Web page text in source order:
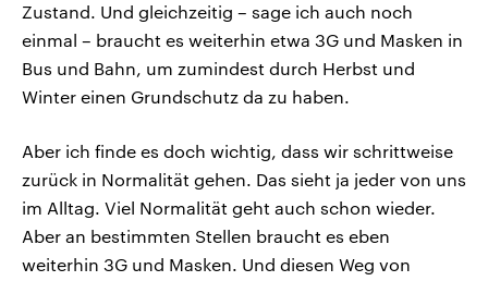
Zustand. Und gleichzeitig – sage ich auch noch
einmal – braucht es weiterhin etwa 3G und Masken in
Bus und Bahn, um zumindest durch Herbst und
Winter einen Grundschutz da zu haben.
Aber ich finde es doch wichtig, dass wir schrittweise
zurück in Normalität gehen. Das sieht ja jeder von uns
im Alltag. Viel Normalität geht auch schon wieder.
Aber an bestimmten Stellen braucht es eben
weiterhin 3G und Masken. Und diesen Weg von